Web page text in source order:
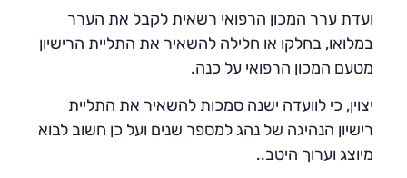
ועדת ערר המכון הרפואי רשאית לקבל את הערר
במלואו, בחלקו או חלילה להשאיר את התליית הרישיון
מטעם המכון הרפואי על כנה.
יצוין, כי לוועדה ישנה סמכות להשאיר את התליית
רישיון הנהיגה של נהג למספר שנים ועל כן חשוב לבוא
מיוצג וערוך היטב..